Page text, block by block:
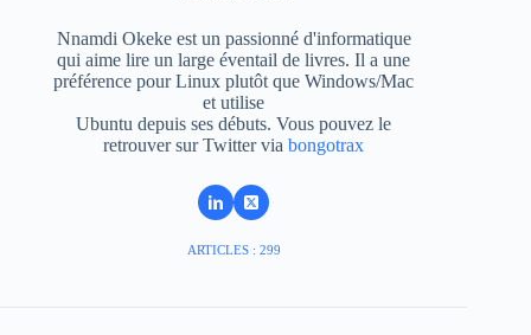
Nnamdi Okeke est un passionné d'informatique
qui aime lire un large éventail de livres. Il a une
préférence pour Linux plutôt que Windows/Mac
et utilise
Ubuntu depuis ses débuts. Vous pouvez le
retrouver sur Twitter viabongotrax
ARTICLES : 299